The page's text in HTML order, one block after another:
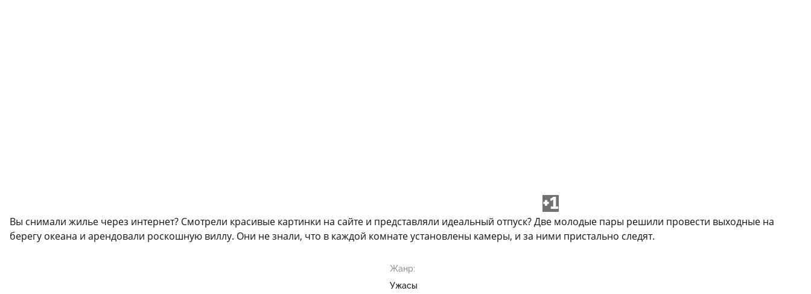
+1
Вы снимали жилье через интернет? Смотрели красивые картинки на сайте и представляли идеальный отпуск? Две молодые пары решили провести выходные на
берегу океана и арендовали роскошную виллу. Они не знали, что в каждой комнате установлены камеры, и за ними пристально следят.
Жанр:
Ужасы